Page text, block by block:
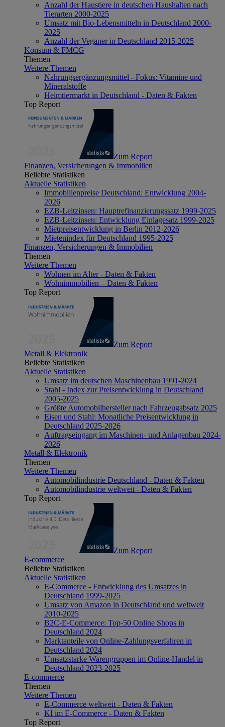
Anzahl der Haustiere in deutschen Haushalten nach
Tierarten 2000-2025
Umsatz mit Bio-Lebensmitteln in Deutschland 2000-
2025
Anzahl der Veganer in Deutschland 2015-2025
Konsum & FMCG
Themen
Weitere Themen
Nahrungsergänzungsmittel - Fokus: Vitamine und
Mineralstoffe
Heimtiermarkt in Deutschland - Daten & Fakten
Top Report
Zum Report
Finanzen, Versicherungen & Immobilien
Beliebte Statistiken
Aktuelle Statistiken
Immobilienpreise Deutschland: Entwicklung 2004-
2026
EZB-Leitzinsen: Hauptrefinanzierungssatz 1999-2025
EZB-Leitzinsen: Entwicklung Einlagesatz 1999-2025
Mietpreisentwicklung in Berlin 2012-2026
Mietenindex für Deutschland 1995-2025
Finanzen, Versicherungen & Immobilien
Themen
Weitere Themen
Wohnen im Alter - Daten & Fakten
Wohnimmobilien – Daten & Fakten
Top Report
Zum Report
Metall & Elektronik
Beliebte Statistiken
Aktuelle Statistiken
Umsatz im deutschen Maschinenbau 1991-2024
Stahl - Index zur Preisentwicklung in Deutschland
2005-2025
Größte Automobilhersteller nach Fahrzeugabsatz 2025
Eisen und Stahl: Monatliche Preisentwicklung in
Deutschland 2025-2026
Auftragseingang im Maschinen- und Anlagenbau 2024-
2026
Metall & Elektronik
Themen
Weitere Themen
Automobilindustrie Deutschland - Daten & Fakten
Automobilindustrie weltweit - Daten & Fakten
Top Report
Zum Report
E-commerce
Beliebte Statistiken
Aktuelle Statistiken
E-Commerce - Entwicklung des Umsatzes in
Deutschland 1999-2025
Umsatz von Amazon in Deutschland und weltweit
2010-2025
B2C-E-Commerce: Top-50 Online Shops in
Deutschland 2024
Marktanteile von Online-Zahlungsverfahren in
Deutschland 2024
Umsatzstarke Warengruppen im Online-Handel in
Deutschland 2023-2025
E-commerce
Themen
Weitere Themen
E-Commerce weltweit - Daten & Fakten
KI im E-Commerce - Daten & Fakten
Top Report